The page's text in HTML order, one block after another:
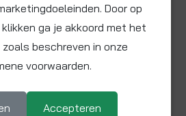
-20 °C
120 °C
25 bar bij 20°C
Nee
Door op
ga je akkoord met het
beschreven in onze
voorwaarden.
Accepteren